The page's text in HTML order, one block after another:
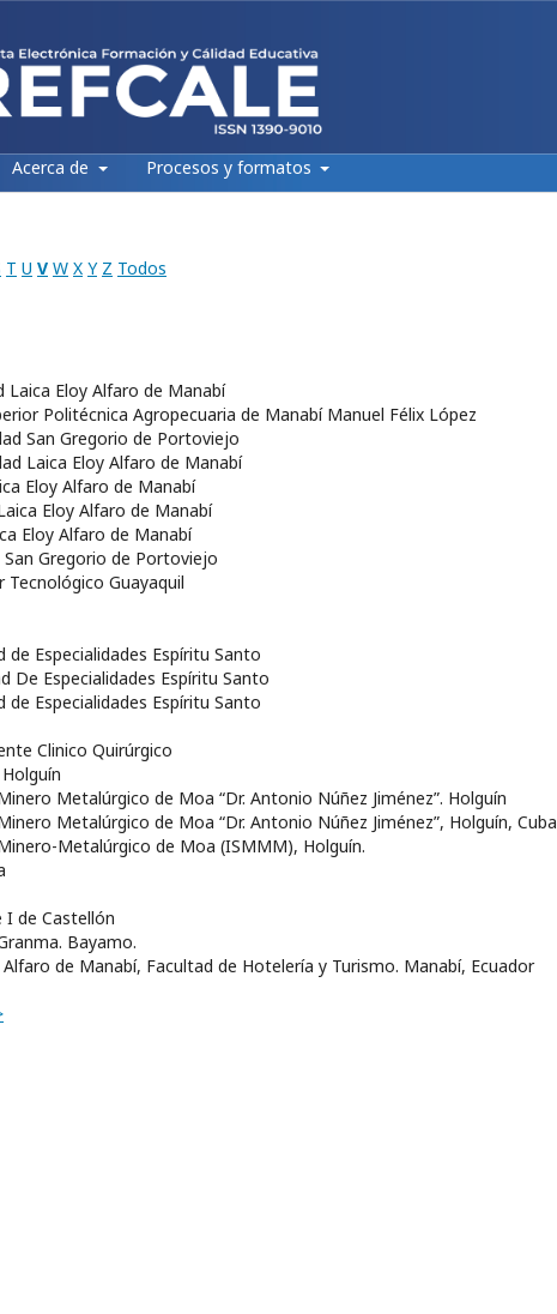
Acerca de Procesos y formatos
T U V W X Y Z Todos
Laica Eloy Alfaro de Manabí
Politécnica Agropecuaria de Manabí Manuel Félix López
San Gregorio de Portoviejo
Laica Eloy Alfaro de Manabí
Eloy Alfaro de Manabí
Eloy Alfaro de Manabí
Eloy Alfaro de Manabí
San Gregorio de Portoviejo
Guayaquil
de Especialidades Espíritu Santo
De Especialidades Espíritu Santo
de Especialidades Espíritu Santo
Clinico Quirúrgico
Metalúrgico de Moa “Dr. Antonio Núñez Jiménez”. Holguín
Metalúrgico de Moa “Dr. Antonio Núñez Jiménez”, Holguín, Cuba
Metalúrgico de Moa (ISMMM), Holguín.
I de Castellón
Bayamo.
Alfaro de Manabí, Facultad de Hotelería y Turismo. Manabí, Ecuador